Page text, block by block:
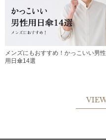
メンズにもおすすめ！かっこいい男性
用日傘14選